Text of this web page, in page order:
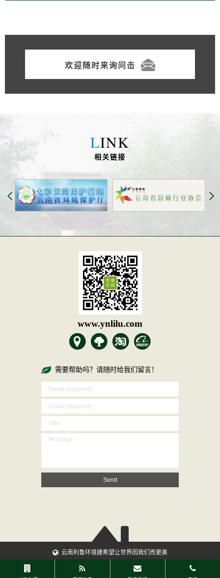
欢迎随时来询问击
LINK
相关链接
www.ynlilu.com
需要帮助吗？请随时给我们留言！
云南利鲁环境建希望让世界因我们而更美
滇ICP备15004269号-3
©1994-2018 Yunnan Lilu Environmental Construction